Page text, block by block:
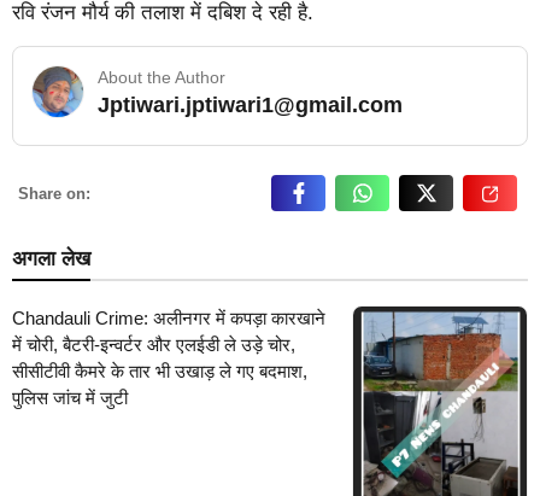
रवि रंजन मौर्य की तलाश में दबिश दे रही है.
About the Author
Jptiwari.jptiwari1@gmail.com… Read More
Share on:
अगला लेख
Chandauli Crime: अलीनगर में कपड़ा कारखाने
में चोरी, बैटरी-इन्वर्टर और एलईडी ले उड़े चोर,
सीसीटीवी कैमरे के तार भी उखाड़ ले गए बदमाश,
पुलिस जांच में जुटी